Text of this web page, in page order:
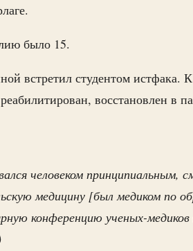
было 15.
встретил студентом истфака.
восстановлен в
человеком принципиальным,
медицину [был медиком по
конференцию ученых-